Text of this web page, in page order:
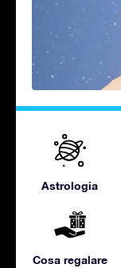
Astrologia
Cosa regalare